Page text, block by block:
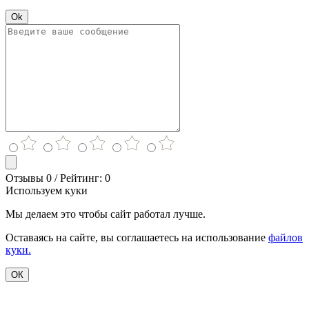
Ok
Отзывы 0 / Рейтинг: 0
Используем куки
Мы делаем это чтобы сайт работал лучше.
Оставаясь на сайте, вы соглашаетесь на использование файлов
куки.
ОК